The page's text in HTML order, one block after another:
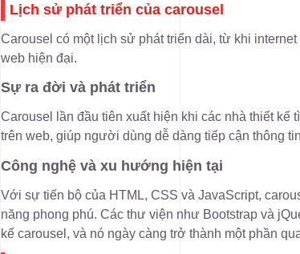
Lịch sử phát triển của carousel
Carousel có một lịch sử phát triển dài, từ khi
web hiện đại.
Sự ra đời và phát triển
Carousel lần đầu tiên xuất hiện khi các nhà thiết kế
trên web, giúp người dùng dễ dàng tiếp cận thông
Công nghệ và xu hướng hiện tại
Với sự tiến bộ của HTML, CSS và JavaScript,
năng phong phú. Các thư viện như Bootstrap và
kế carousel, và nó ngày càng trở thành một phần